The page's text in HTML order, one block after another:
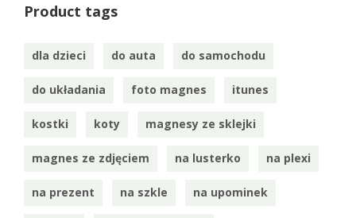
Product tags
dla dzieci do auta do samochodu
do układania foto magnes itunes
kostki koty magnesy ze sklejki
magnes ze zdjęciem na lusterko na plexi
na prezent na szkle na upominek